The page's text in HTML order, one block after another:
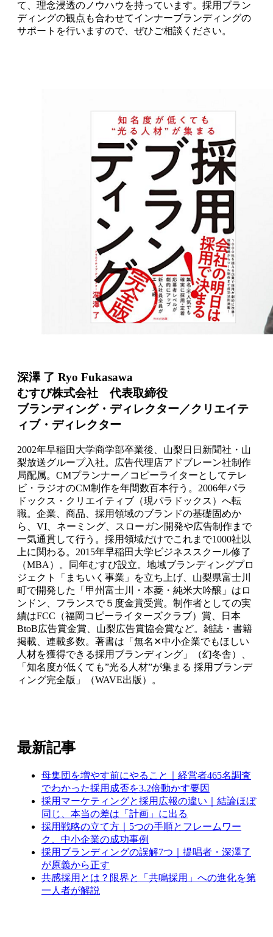
て、理念浸透のノウハウを持っています。採用ブラン
ディングの観点も合わせてインナーブランディングの
サポートを行いますので、ぜひご相談ください。
深澤 了 Ryo Fukasawa
むすび株式会社 代表取締役
ブランディング・ディレクター／クリエイテ
ィブ・ディレクター
2002年早稲田大学商学部卒業後、山梨日日新聞社・山
梨放送グループ入社。広告代理店アドブレーン社制作
局配属。CMプランナー／コピーライターとしてテレ
ビ・ラジオのCM制作を年間数百本行う。2006年パラ
ドックス・クリエイティブ（現パラドックス）へ転
職。企業、商品、採用領域のブランドの基礎固めか
ら、VI、ネーミング、スローガン開発や広告制作まで
一気通貫して行う。採用領域だけでこれまで1000社以
上に関わる。2015年早稲田大学ビジネススクール修了
（MBA）。同年むすび設立。地域ブランディングプロ
ジェクト「まちいく事業」を立ち上げ、山梨県富士川
町で開発した「甲州富士川・本菱・純米大吟醸」はロ
ンドン、フランスで５度金賞受賞。制作者としての実
績はFCC（福岡コピーライターズクラブ）賞、日本
BtoB広告賞金賞、山梨広告賞協会賞など。雑誌・書籍
掲載、連載多数。著書は「無名✕中小企業でもほしい
人材を獲得できる採用ブランディング」（幻冬舎）、
「知名度が低くても”光る人材”が集まる 採用ブランデ
ィング完全版」（WAVE出版）。
最新記事
母集団を増やす前にやること｜経営者465名調査
でわかった採用成否を3.2倍動かす要因
採用マーケティングと採用広報の違い｜結論ほぼ
同じ、本当の差は「計画」に出る
採用戦略の立て方｜5つの手順とフレームワー
ク、中小企業の成功事例
採用ブランディングの誤解7つ｜提唱者・深澤了
が原義から正す
共感採用とは？限界と「共鳴採用」への進化を第
一人者が解説